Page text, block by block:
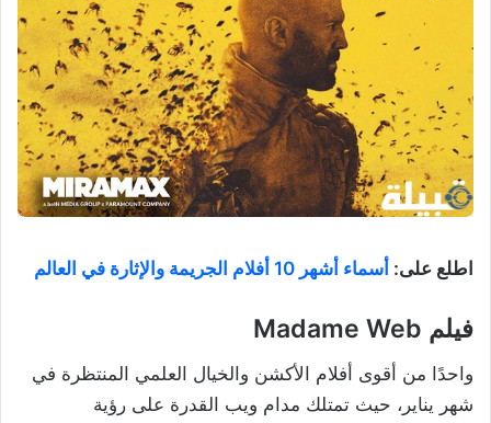
اطلع على: أسماء أشهر 10 أفلام الجريمة والإثارة في العالم
فيلم Madame Web
واحدًا من أقوى أفلام الأكشن والخيال العلمي المنتظرة في
شهر يناير، حيث تمتلك مدام ويب القدرة على رؤية